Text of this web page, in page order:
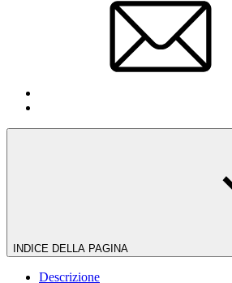
INDICE DELLA PAGINA
Descrizione